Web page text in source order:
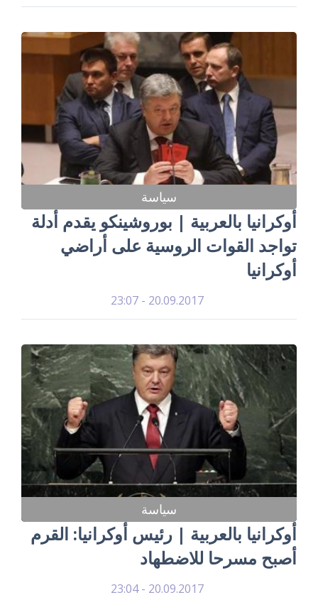
سياسة
أوكرانيا بالعربية | بوروشينكو يقدم أدلة
تواجد القوات الروسية على أراضي
أوكرانيا
20.09.2017 - 23:07
سياسة
أوكرانيا بالعربية | رئيس أوكرانيا: القرم
أصبح مسرحا للاضطهاد
20.09.2017 - 23:04